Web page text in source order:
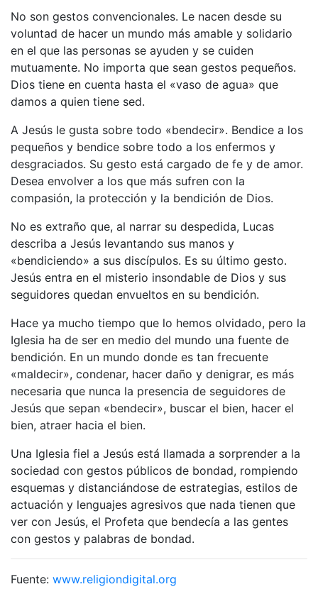
No son gestos convencionales. Le nacen desde su
voluntad de hacer un mundo más amable y solidario
en el que las personas se ayuden y se cuiden
mutuamente. No importa que sean gestos pequeños.
Dios tiene en cuenta hasta el «vaso de agua» que
damos a quien tiene sed.
A Jesús le gusta sobre todo «bendecir». Bendice a los
pequeños y bendice sobre todo a los enfermos y
desgraciados. Su gesto está cargado de fe y de amor.
Desea envolver a los que más sufren con la
compasión, la protección y la bendición de Dios.
No es extraño que, al narrar su despedida, Lucas
describa a Jesús levantando sus manos y
«bendiciendo» a sus discípulos. Es su último gesto.
Jesús entra en el misterio insondable de Dios y sus
seguidores quedan envueltos en su bendición.
Hace ya mucho tiempo que lo hemos olvidado, pero la
Iglesia ha de ser en medio del mundo una fuente de
bendición. En un mundo donde es tan frecuente
«maldecir», condenar, hacer daño y denigrar, es más
necesaria que nunca la presencia de seguidores de
Jesús que sepan «bendecir», buscar el bien, hacer el
bien, atraer hacia el bien.
Una Iglesia fiel a Jesús está llamada a sorprender a la
sociedad con gestos públicos de bondad, rompiendo
esquemas y distanciándose de estrategias, estilos de
actuación y lenguajes agresivos que nada tienen que
ver con Jesús, el Profeta que bendecía a las gentes
con gestos y palabras de bondad.
Fuente: www.religiondigital.org